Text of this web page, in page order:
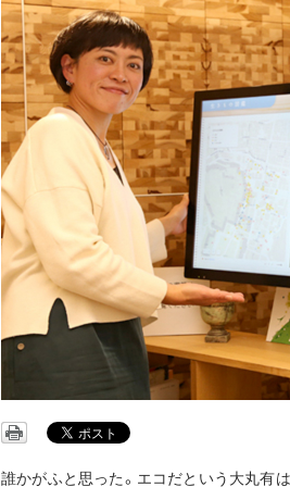
誰かがふと思った。エコだという大丸有